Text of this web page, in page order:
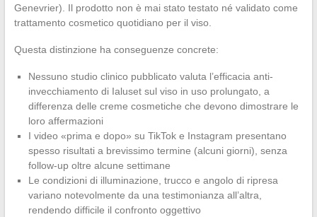
Genevrier). Il prodotto non è mai stato testato né validato come
trattamento cosmetico quotidiano per il viso.
Questa distinzione ha conseguenze concrete:
Nessuno studio clinico pubblicato valuta l’efficacia anti-
invecchiamento di Ialuset sul viso in uso prolungato, a
differenza delle creme cosmetiche che devono dimostrare le
loro affermazioni
I video «prima e dopo» su TikTok e Instagram presentano
spesso risultati a brevissimo termine (alcuni giorni), senza
follow-up oltre alcune settimane
Le condizioni di illuminazione, trucco e angolo di ripresa
variano notevolmente da una testimonianza all’altra,
rendendo difficile il confronto oggettivo